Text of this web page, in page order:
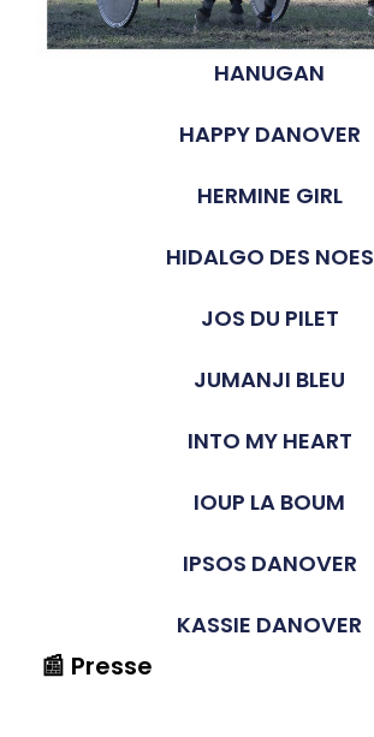
HANUGAN
HAPPY DANOVER
HERMINE GIRL
HIDALGO DES NOES
JOS DU PILET
JUMANJI BLEU
INTO MY HEART
IOUP LA BOUM
IPSOS DANOVER
KASSIE DANOVER
📰 Presse